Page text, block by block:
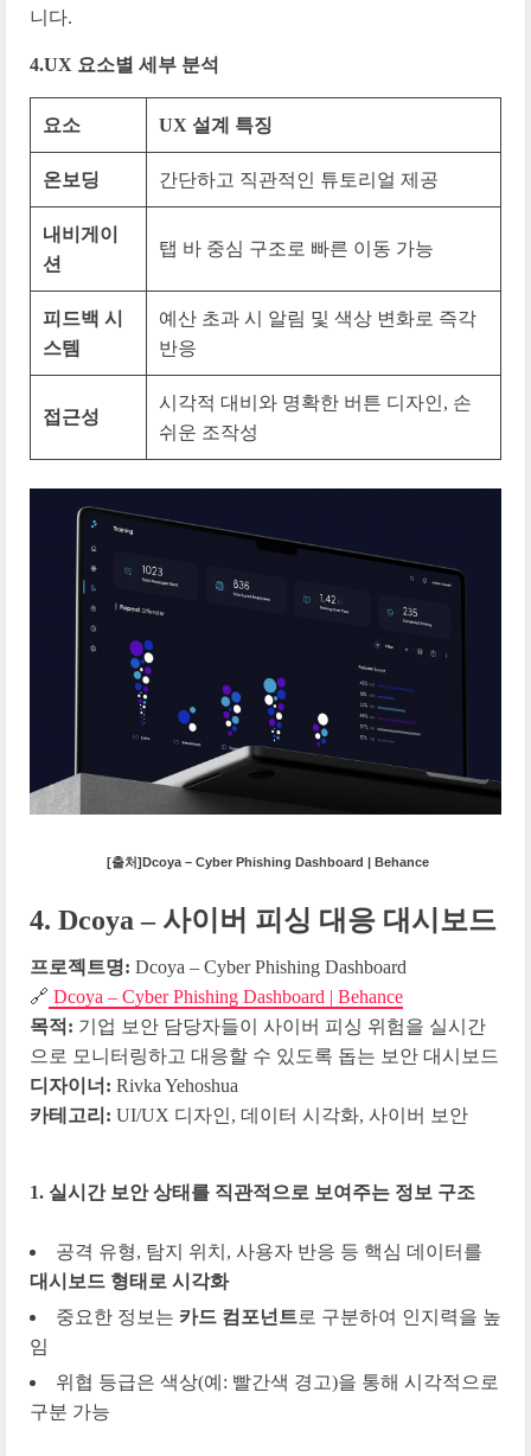
니다.
4.UX 요소별 세부 분석
요소 UX 설계 특징
온보딩 간단하고 직관적인 튜토리얼 제공
내비게이
션
탭 바 중심 구조로 빠른 이동 가능
피드백 시
스템
예산 초과 시 알림 및 색상 변화로 즉각
반응
접근성
시각적 대비와 명확한 버튼 디자인, 손
쉬운 조작성
[출처]Dcoya – Cyber Phishing Dashboard | Behance
4. Dcoya – 사이버 피싱 대응 대시보드
프로젝트명: Dcoya – Cyber Phishing Dashboard
🔗 Dcoya – Cyber Phishing Dashboard | Behance
목적: 기업 보안 담당자들이 사이버 피싱 위험을 실시간
으로 모니터링하고 대응할 수 있도록 돕는 보안 대시보드
디자이너: Rivka Yehoshua
카테고리: UI/UX 디자인, 데이터 시각화, 사이버 보안
1. 실시간 보안 상태를 직관적으로 보여주는 정보 구조
공격 유형, 탐지 위치, 사용자 반응 등 핵심 데이터를
대시보드 형태로 시각화
중요한 정보는 카드 컴포넌트로 구분하여 인지력을 높
임
위협 등급은 색상(예: 빨간색 경고)을 통해 시각적으로
구분 가능